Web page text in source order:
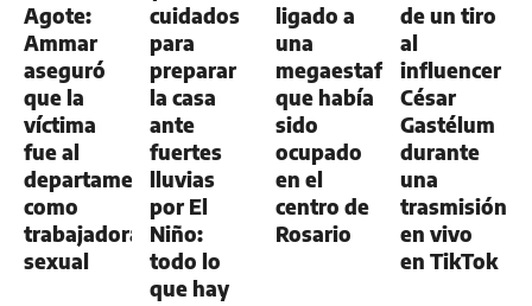
Agote:
Ammar
aseguró
que la
víctima
fue al
departamento
como
trabajadora
sexual
cuidados
para
preparar
la casa
ante
fuertes
lluvias
por El
Niño:
todo lo
que hay
ligado a
una
megaestafa
que había
sido
ocupado
en el
centro de
Rosario
de un tiro
al
influencer
César
Gastélum
durante
una
trasmisión
en vivo
en TikTok